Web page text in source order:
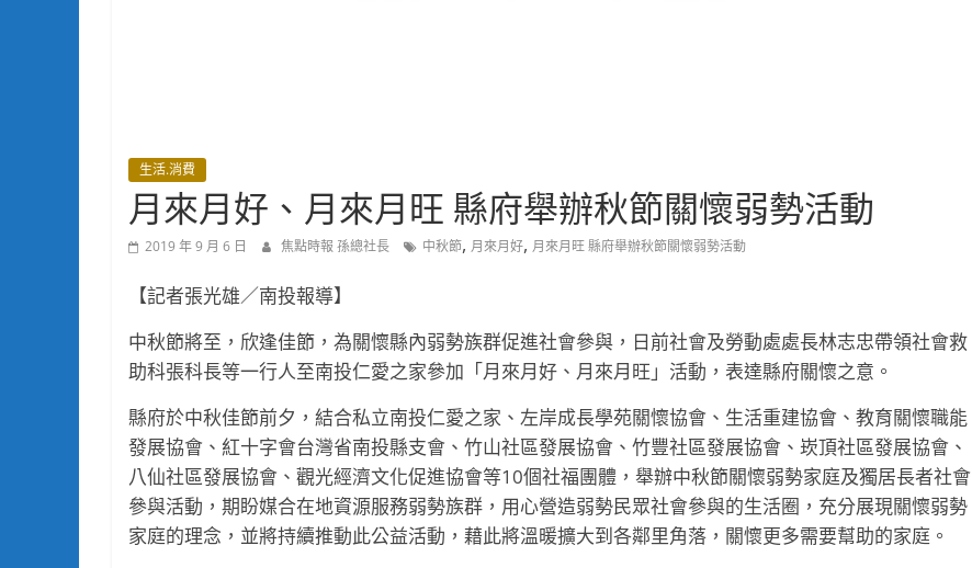
生活.消費
月來月好、月來月旺 縣府舉辦秋節關懷弱勢活動
2019 年 9 月 6 日 焦點時報 孫總社長 中秋節, 月來月好, 月來月旺 縣府舉辦秋節關懷弱勢活動
【記者張光雄／南投報導】
中秋節將至，欣逢佳節，為關懷縣內弱勢族群促進社會參與，日前社會及勞動處處長林志忠帶領社會救
助科張科長等一行人至南投仁愛之家參加「月來月好、月來月旺」活動，表達縣府關懷之意。
縣府於中秋佳節前夕，結合私立南投仁愛之家、左岸成長學苑關懷協會、生活重建協會、教育關懷職能
發展協會、紅十字會台灣省南投縣支會、竹山社區發展協會、竹豐社區發展協會、崁頂社區發展協會、
八仙社區發展協會、觀光經濟文化促進協會等10個社福團體，舉辦中秋節關懷弱勢家庭及獨居長者社會
參與活動，期盼媒合在地資源服務弱勢族群，用心營造弱勢民眾社會參與的生活圈，充分展現關懷弱勢
家庭的理念，並將持續推動此公益活動，藉此將溫暖擴大到各鄰里角落，關懷更多需要幫助的家庭。